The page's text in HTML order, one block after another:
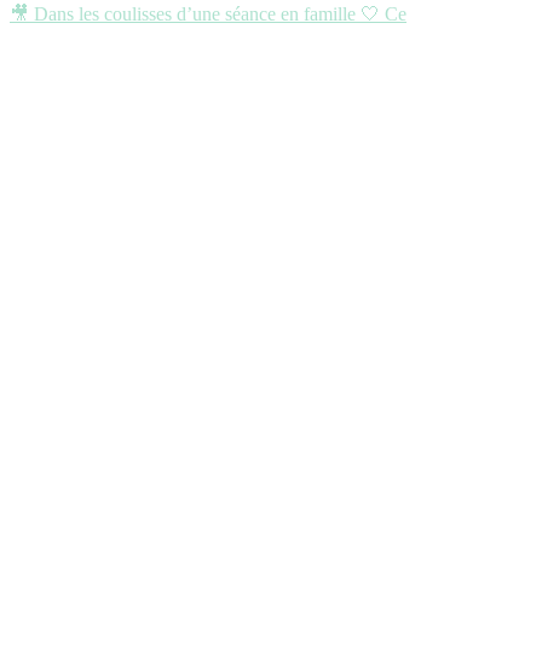
🎥 Dans les coulisses d’une séance en famille 🤍 Ce